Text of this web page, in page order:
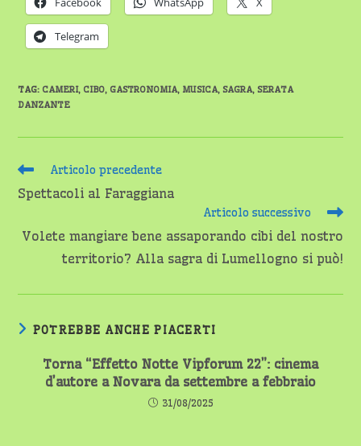
Telegram
TAG: CAMERI, CIBO, GASTRONOMIA, MUSICA, SAGRA, SERATA
DANZANTE
Leggi
articoli
Articolo precedente
Spettacoli al Faraggiana
Articolo successivo
Volete mangiare bene assaporando cibi del nostro
territorio? Alla sagra di Lumellogno si può!
POTREBBE ANCHE PIACERTI
Torna “Effetto Notte Vipforum 22”: cinema
d’autore a Novara da settembre a febbraio
31/08/2025